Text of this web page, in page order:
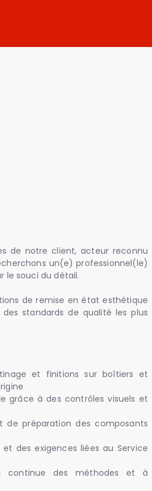
de notre client, acteur reconnu
un(e) professionnel(le)
le souci du détail.
de remise en état esthétique
standards de qualité les plus
et finitions sur boîtiers et
grâce à des contrôles visuels et
préparation des composants
des exigences liées au Service
continue des méthodes et à